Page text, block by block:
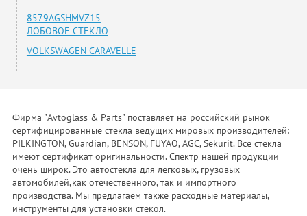
8579AGSHMVZ15
ЛОБОВОЕ СТЕКЛО
VOLKSWAGEN CARAVELLE
Фирма "Avtoglass & Parts" поставляет на российский рынок
сертифицированные стекла ведущих мировых производителей:
PILKINGTON, Guardian, BENSON, FUYAO, AGC, Sekurit. Все стекла
имеют сертификат оригинальности. Спектр нашей продукции
очень широк. Это автостекла для легковых, грузовых
автомобилей,как отечественного, так и импортного
производства. Мы предлагаем также расходные материалы,
инструменты для установки стекол.